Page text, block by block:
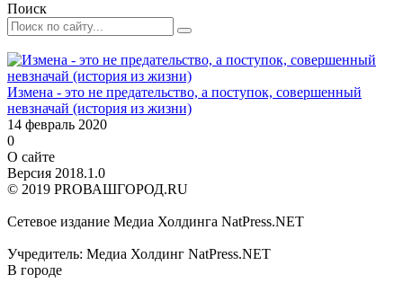
Поиск
Измена - это не предательство, а поступок, совершенный
невзначай (история из жизни)
14 февраль 2020
0
О сайте
Версия 2018.1.0
© 2019 PROВАШГОРОД.RU
Сетевое издание Медиа Холдинга NatPress.NET
Учредитель: Медиа Холдинг NatPress.NET
В городе